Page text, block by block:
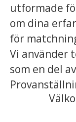
utformade
om dina
för
Vi använder
som en del